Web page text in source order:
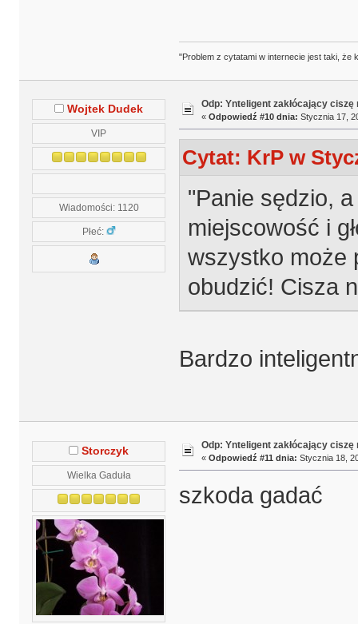
"Problem z cytatami w internecie jest taki, że
Wojtek Dudek
VIP
Wiadomości: 1120
Płeć:
Odp: Ynteligent zakłócający ciszę
« Odpowiedź #10 dnia: Stycznia 17,
Cytat: KrP w
"Panie sędzio,
miejscowość i
wszystko może
obudzić! Cisza
Bardzo
Storczyk
Wielka Gaduła
Odp: Ynteligent zakłócający ciszę
« Odpowiedź #11 dnia: Stycznia 18,
szkoda gadać